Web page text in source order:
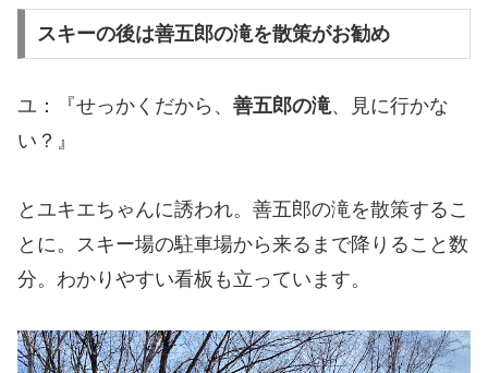
スキーの後は善五郎の滝を散策がお勧め
ユ：『せっかくだから、 善五郎の滝、見に行かな
い？』
とユキエちゃんに誘われ。善五郎の滝を散策するこ
とに。スキー場の駐車場から来るまで降りること数
分。わかりやすい看板も立っています。